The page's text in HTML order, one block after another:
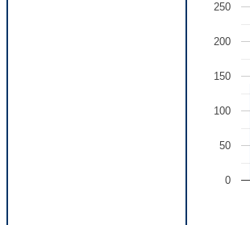
0
50
100
150
200
250